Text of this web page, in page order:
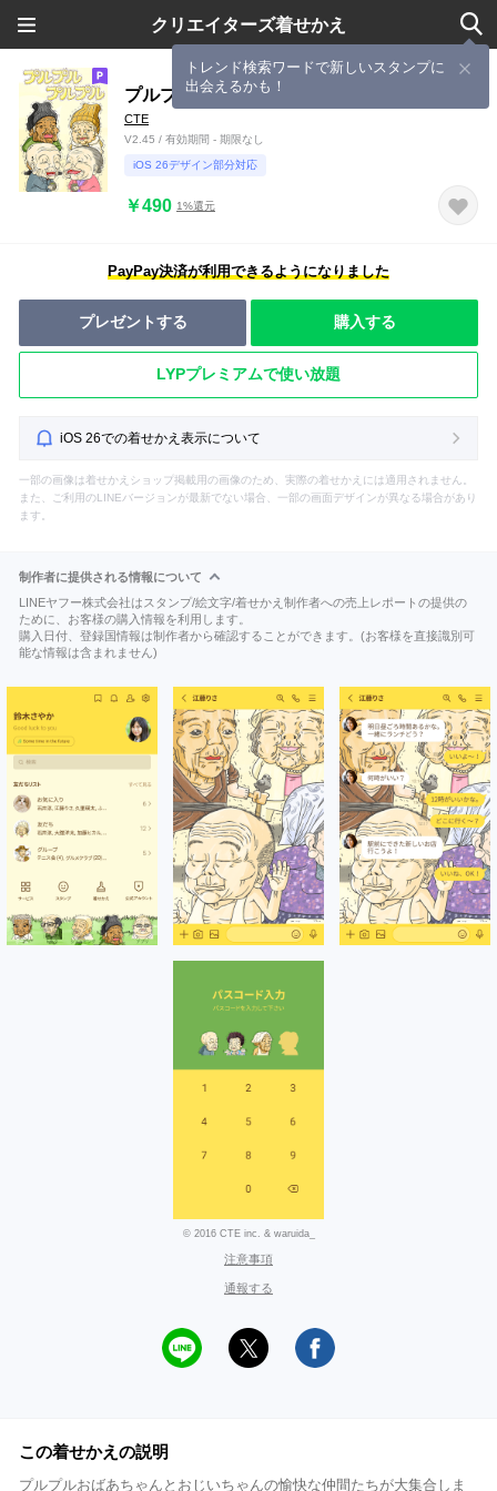
クリエイターズ着せかえ
トレンド検索ワードで新しいスタンプに
出会えるかも！
プルプルの愉快な仲間達
CTE
V2.45 / 有効期間 - 期限なし
iOS 26デザイン部分対応
￥490 1%還元
PayPay決済が利用できるようになりました
プレゼントする 購入する
LYPプレミアムで使い放題
iOS 26での着せかえ表示について
一部の画像は着せかえショップ掲載用の画像のため、実際の着せかえには適用されません。
また、ご利用のLINEバージョンが最新でない場合、一部の画面デザインが異なる場合があり
ます。
制作者に提供される情報について
LINEヤフー株式会社はスタンプ/絵文字/着せかえ制作者への売上レポートの提供の
ために、お客様の購入情報を利用します。
購入日付、登録国情報は制作者から確認することができます。(お客様を直接識別可
能な情報は含まれません)
© 2016 CTE inc. & waruida_
注意事項
通報する
この着せかえの説明
プルプルおばあちゃんとおじいちゃんの愉快な仲間たちが大集合しま